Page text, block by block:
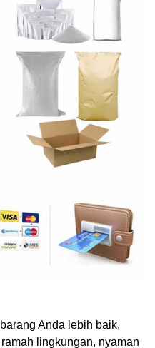
Anda lebih baik,
lingkungan, nyaman